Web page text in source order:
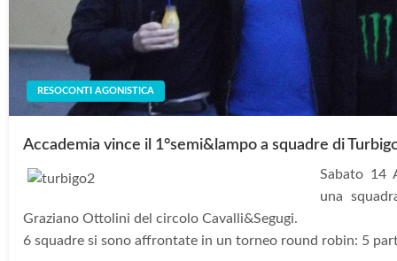
RESOCONTI AGONISTICA
Accademia vince il 1°semi&lampo a squadre di
Sabato 14
una
Graziano Ottolini del circolo Cavalli&Segugi.
6 squadre si sono affrontate in un torneo round robin: 5